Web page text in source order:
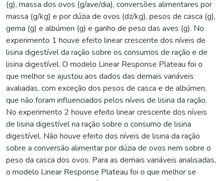
(g), massa dos ovos (g/ave/dia), conversões alimentares por
massa (g/kg) e por dúzia de ovos (dz/kg), pesos de casca (g),
gema (g) e albúmen (g) e ganho de peso das aves (g). No
experimento 1 houve efeito linear crescente dos níveis de
lisina digestível da ração sobre os consumos de ração e de
lisina digestível. O modelo Linear Response Plateau foi o
que melhor se ajustou aos dados das demais variáveis
avaliadas, com exceção dos pesos de casca e de albúmen,
que não foram influenciados pelos níveis de lisina da ração.
No experimento 2 houve efeito linear crescente dos níveis
de lisina digestível na ração sobre o consumo de lisina
digestível. Não houve efeito dos níveis de lisina da ração
sobre a conversão alimentar por dúzia de ovos nem sobre o
peso da casca dos ovos. Para as demais variáveis analisadas,
o modelo Linear Response Plateau foi o que melhor se